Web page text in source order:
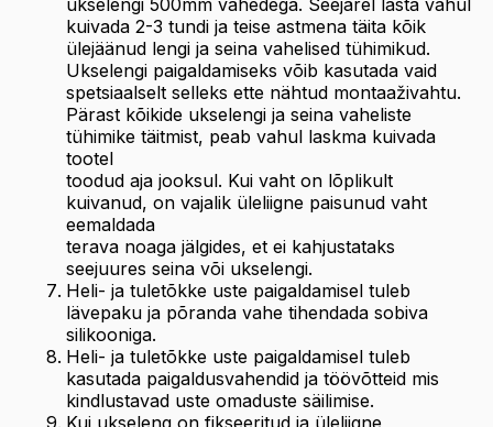
ukselengi 500mm vahedega. Seejärel lasta vahul
kuivada 2-3 tundi ja teise astmena täita kõik
ülejäänud lengi ja seina vahelised tühimikud.
Ukselengi paigaldamiseks võib kasutada vaid
spetsiaalselt selleks ette nähtud montaaživahtu.
Pärast kõikide ukselengi ja seina vaheliste
tühimike täitmist, peab vahul laskma kuivada
tootel
toodud aja jooksul. Kui vaht on lõplikult
kuivanud, on vajalik üleliigne paisunud vaht
eemaldada
terava noaga jälgides, et ei kahjustataks
seejuures seina või ukselengi.
Heli- ja tuletõkke uste paigaldamisel tuleb
lävepaku ja põranda vahe tihendada sobiva
silikooniga.
Heli- ja tuletõkke uste paigaldamisel tuleb
kasutada paigaldusvahendid ja töövõtteid mis
kindlustavad uste omaduste säilimise.
Kui ukseleng on fikseeritud ja üleliigne